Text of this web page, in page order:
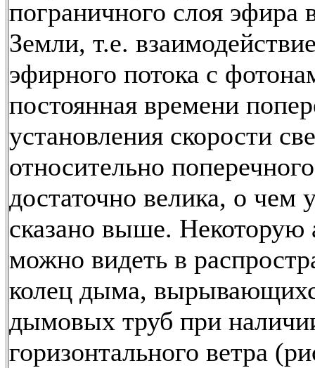
пограничного слоя эфира
Земли, т.е.
эфирного потока с
постоянная времени
установления скорости
относительно
достаточно велика, о чем
сказано выше. Некоторую
можно видеть в
колец дыма,
дымовых труб при
горизонтального ветра